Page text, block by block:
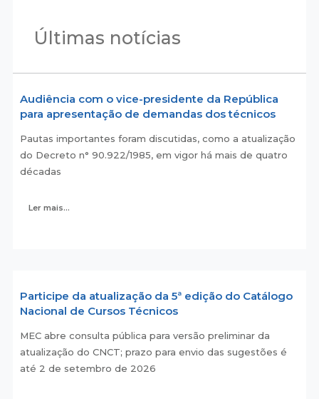
Últimas notícias
Audiência com o vice-presidente da República
para apresentação de demandas dos técnicos
Pautas importantes foram discutidas, como a atualização
do Decreto n° 90.922/1985, em vigor há mais de quatro
décadas
Ler mais...
Participe da atualização da 5ª edição do Catálogo
Nacional de Cursos Técnicos
MEC abre consulta pública para versão preliminar da
atualização do CNCT; prazo para envio das sugestões é
até 2 de setembro de 2026